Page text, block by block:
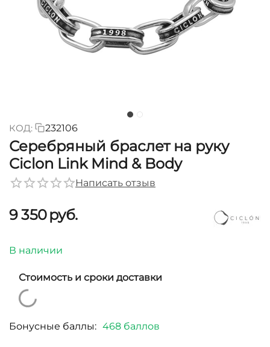
КОД: 232106
Серебряный браслет на руку
Ciclon Link Mind & Body
Написать отзыв
9 350руб.
В наличии
Стоимость и сроки доставки
Бонусные баллы: 468 баллов